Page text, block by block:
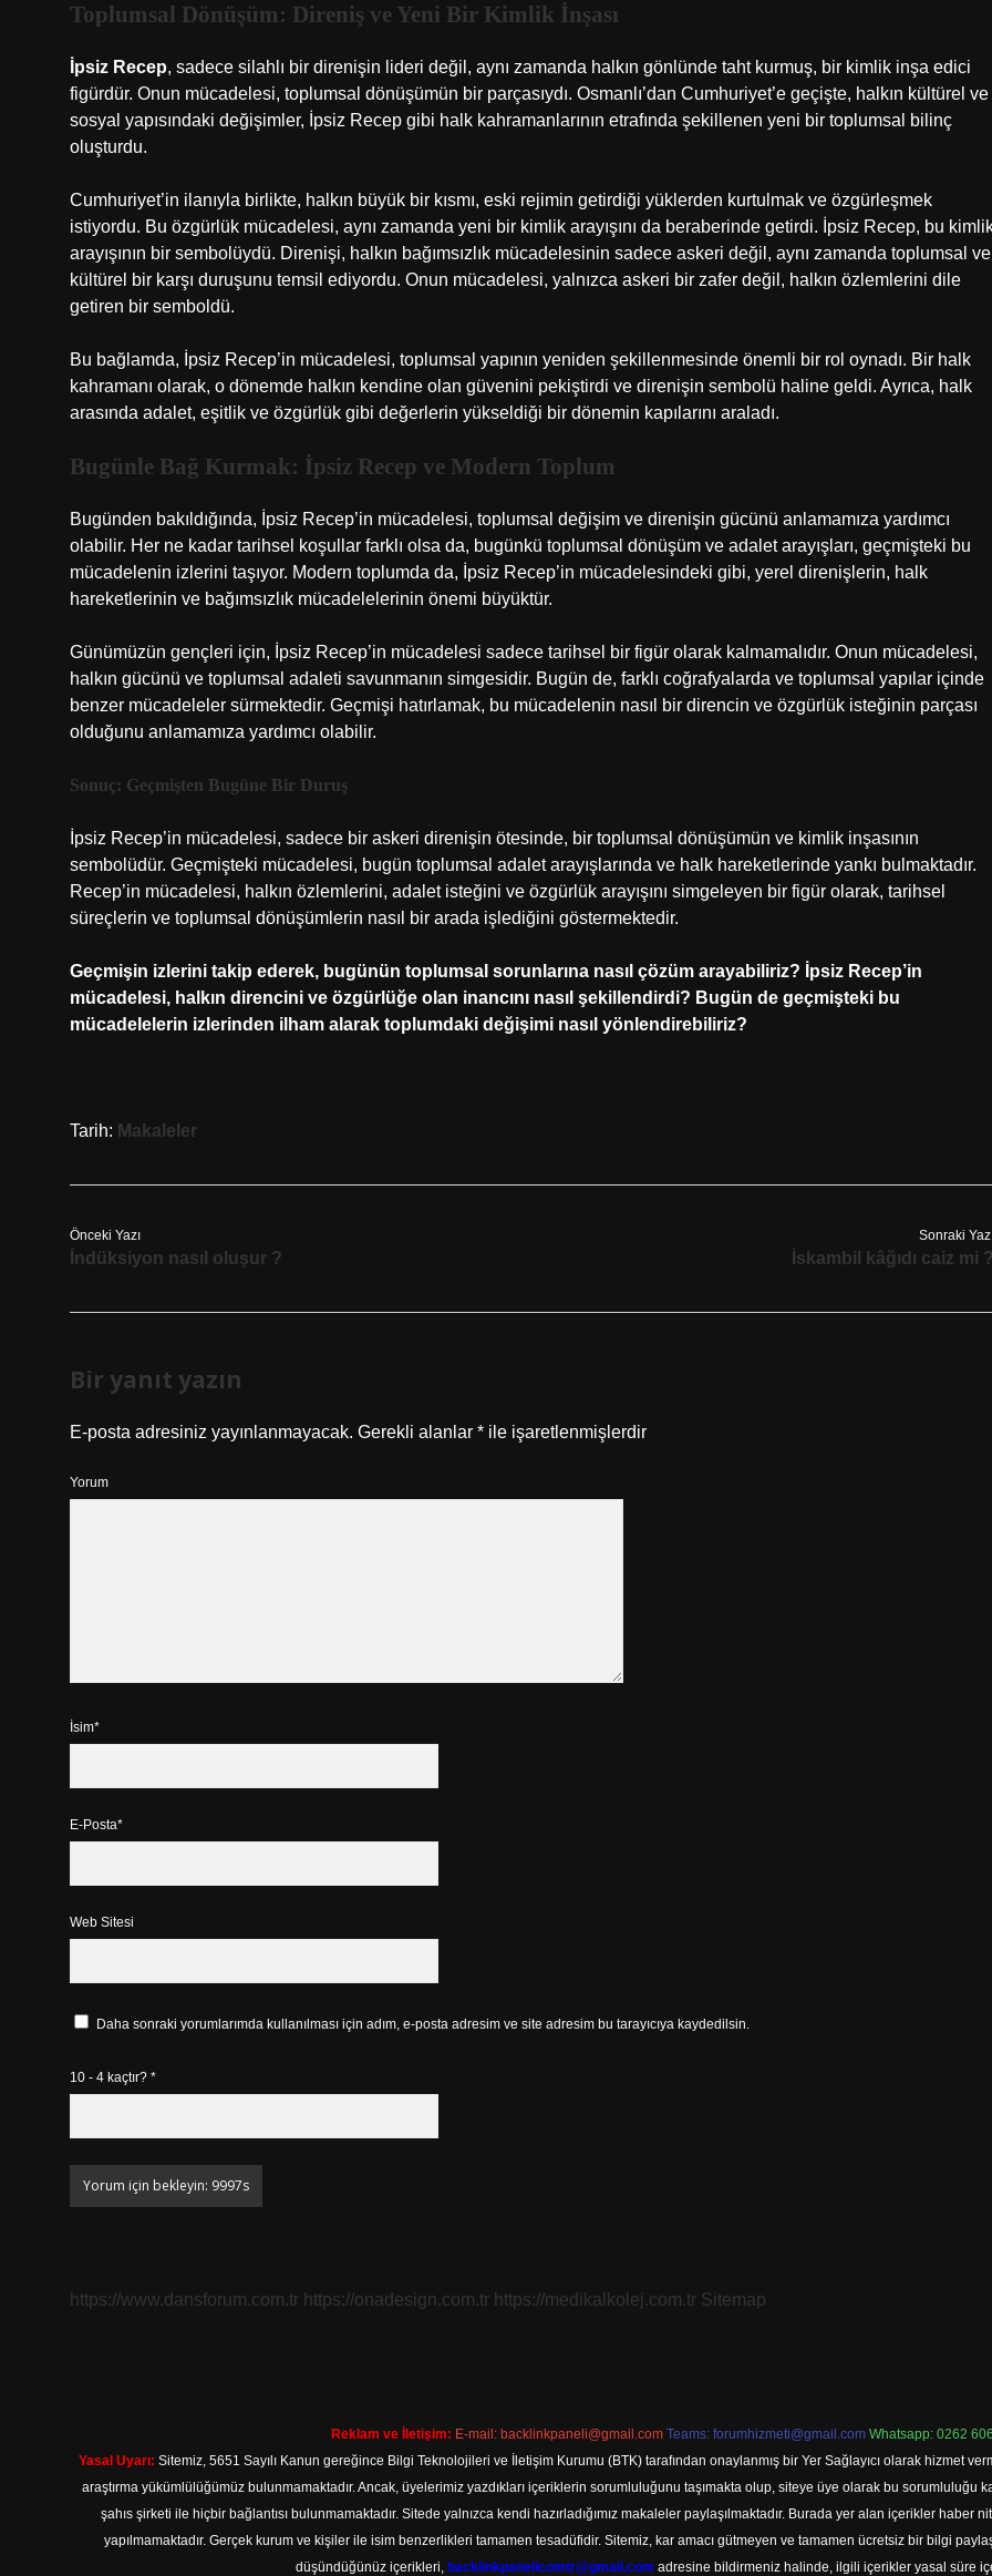
Toplumsal Dönüşüm: Direniş ve Yeni Bir Kimlik İnşası
İpsiz Recep, sadece silahlı bir direnişin lideri değil, aynı zamanda halkın gönlünde taht kurmuş, bir kimlik inşa edici
figürdür. Onun mücadelesi, toplumsal dönüşümün bir parçasıydı. Osmanlı’dan Cumhuriyet’e geçişte, halkın kültürel ve
sosyal yapısındaki değişimler, İpsiz Recep gibi halk kahramanlarının etrafında şekillenen yeni bir toplumsal bilinç
oluşturdu.
Cumhuriyet’in ilanıyla birlikte, halkın büyük bir kısmı, eski rejimin getirdiği yüklerden kurtulmak ve özgürleşmek
istiyordu. Bu özgürlük mücadelesi, aynı zamanda yeni bir kimlik arayışını da beraberinde getirdi. İpsiz Recep, bu
arayışının bir sembolüydü. Direnişi, halkın bağımsızlık mücadelesinin sadece askeri değil, aynı zamanda toplumsal ve
kültürel bir karşı duruşunu temsil ediyordu. Onun mücadelesi, yalnızca askeri bir zafer değil, halkın özlemlerini dile
getiren bir semboldü.
Bu bağlamda, İpsiz Recep’in mücadelesi, toplumsal yapının yeniden şekillenmesinde önemli bir rol oynadı. Bir halk
kahramanı olarak, o dönemde halkın kendine olan güvenini pekiştirdi ve direnişin sembolü haline geldi. Ayrıca, halk
arasında adalet, eşitlik ve özgürlük gibi değerlerin yükseldiği bir dönemin kapılarını araladı.
Bugünle Bağ Kurmak: İpsiz Recep ve Modern Toplum
Bugünden bakıldığında, İpsiz Recep’in mücadelesi, toplumsal değişim ve direnişin gücünü anlamamıza yardımcı
olabilir. Her ne kadar tarihsel koşullar farklı olsa da, bugünkü toplumsal dönüşüm ve adalet arayışları, geçmişteki bu
mücadelenin izlerini taşıyor. Modern toplumda da, İpsiz Recep’in mücadelesindeki gibi, yerel direnişlerin, halk
hareketlerinin ve bağımsızlık mücadelelerinin önemi büyüktür.
Günümüzün gençleri için, İpsiz Recep’in mücadelesi sadece tarihsel bir figür olarak kalmamalıdır. Onun mücadelesi,
halkın gücünü ve toplumsal adaleti savunmanın simgesidir. Bugün de, farklı coğrafyalarda ve toplumsal yapılar içinde
benzer mücadeleler sürmektedir. Geçmişi hatırlamak, bu mücadelenin nasıl bir direncin ve özgürlük isteğinin parçası
olduğunu anlamamıza yardımcı olabilir.
Sonuç: Geçmişten Bugüne Bir Duruş
İpsiz Recep’in mücadelesi, sadece bir askeri direnişin ötesinde, bir toplumsal dönüşümün ve kimlik inşasının
sembolüdür. Geçmişteki mücadelesi, bugün toplumsal adalet arayışlarında ve halk hareketlerinde yankı bulmaktadır.
Recep’in mücadelesi, halkın özlemlerini, adalet isteğini ve özgürlük arayışını simgeleyen bir figür olarak, tarihsel
süreçlerin ve toplumsal dönüşümlerin nasıl bir arada işlediğini göstermektedir.
Geçmişin izlerini takip ederek, bugünün toplumsal sorunlarına nasıl çözüm arayabiliriz? İpsiz Recep’in
mücadelesi, halkın direncini ve özgürlüğe olan inancını nasıl şekillendirdi? Bugün de geçmişteki bu
mücadelelerin izlerinden ilham alarak toplumdaki değişimi nasıl yönlendirebiliriz?
Tarih: Makaleler
Önceki Yazı
İndüksiyon nasıl oluşur ?
Sonraki
İskambil kâğıdı caiz mi
Bir yanıt yazın
E-posta adresiniz yayınlanmayacak. Gerekli alanlar * ile işaretlenmişlerdir
Yorum
İsim*
E-Posta*
Web Sitesi
Daha sonraki yorumlarımda kullanılması için adım, e-posta adresim ve site adresim bu tarayıcıya kaydedilsin.
10 - 4 kaçtır? *
https://www.dansforum.com.tr https://onadesign.com.tr https://medikalkolej.com.tr Sitemap
Reklam ve İletişim: E-mail: backlinkpaneli@gmail.com Teams: forumhizmeti@gmail.com Whatsapp: 0262
Yasal Uyarı: Sitemiz, 5651 Sayılı Kanun gereğince Bilgi Teknolojileri ve İletişim Kurumu (BTK) tarafından onaylanmış bir Yer Sağlayıcı olarak hizmet
araştırma yükümlülüğümüz bulunmamaktadır. Ancak, üyelerimiz yazdıkları içeriklerin sorumluluğunu taşımakta olup, siteye üye olarak bu sorumluluğu
şahıs şirketi ile hiçbir bağlantısı bulunmamaktadır. Sitede yalnızca kendi hazırladığımız makaleler paylaşılmaktadır. Burada yer alan içerikler haber
yapılmamaktadır. Gerçek kurum ve kişiler ile isim benzerlikleri tamamen tesadüfidir. Sitemiz, kar amacı gütmeyen ve tamamen ücretsiz bir bilgi
düşündüğünüz içerikleri, backlinkpanelicomtr@gmail.com adresine bildirmeniz halinde, ilgili içerikler yasal süre